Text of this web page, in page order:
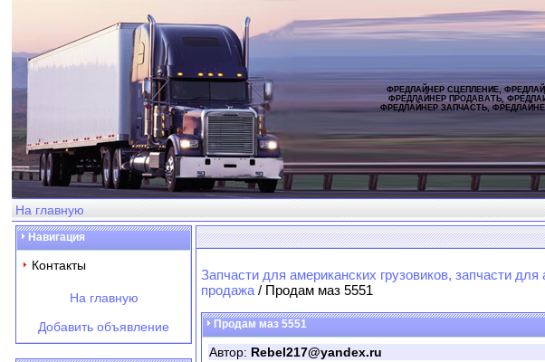
ФРЕДЛАЙНЕР СЦЕПЛЕНИЕ,
ФРЕДЛАЙНЕР ПРОДАВАТЬ,
ФРЕДЛАЙНЕР ЗАПЧАСТЬ,
На главную
Навигация
Контакты
На главную
Добавить объявление
Запчасти для американских грузовиков, запчасти для
продажа / Продам маз 5551
Продам маз 5551
Автор: Rebel217@yandex.ru